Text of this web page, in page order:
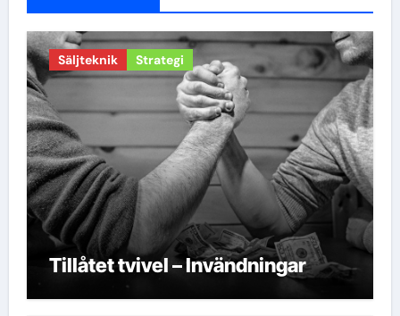
Säljteknik Strategi
Tillåtet tvivel – Invändningar